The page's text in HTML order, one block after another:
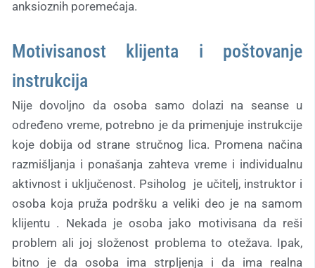
anksioznih poremećaja.
Motivisanost klijenta i poštovanje
instrukcija
Nije dovoljno da osoba samo dolazi na seanse u
određeno vreme, potrebno je da primenjuje instrukcije
koje dobija od strane stručnog lica. Promena načina
razmišljanja i ponašanja zahteva vreme i individualnu
aktivnost i uključenost. Psiholog je učitelj, instruktor i
osoba koja pruža podršku a veliki deo je na samom
klijentu . Nekada je osoba jako motivisana da reši
problem ali joj složenost problema to otežava. Ipak,
bitno je da osoba ima strpljenja i da ima realna